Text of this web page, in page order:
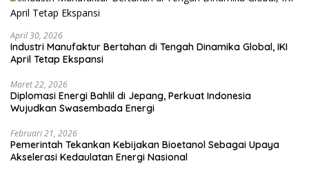
April 30, 2026
Industri Manufaktur Bertahan di Tengah Dinamika Global, IKI
April Tetap Ekspansi
Maret 22, 2026
Diplomasi Energi Bahlil di Jepang, Perkuat Indonesia
Wujudkan Swasembada Energi
Februari 21, 2026
Pemerintah Tekankan Kebijakan Bioetanol Sebagai Upaya
Akselerasi Kedaulatan Energi Nasional